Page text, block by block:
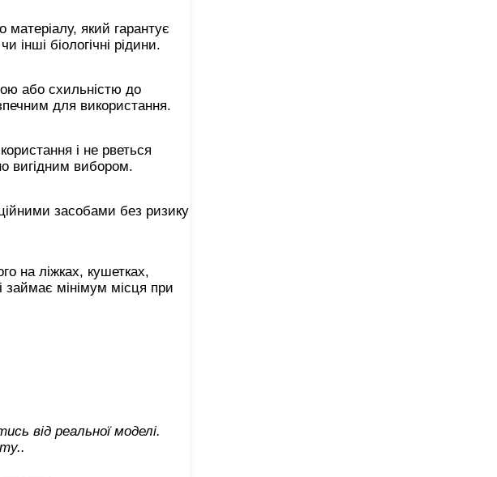
матеріалу, який гарантує
інші біологічні рідини.
або схильністю до
для використання.
і не рветься
вигідним вибором.
засобами без ризику
на ліжках, кушетках,
мінімум місця при
від реальної моделі.
.